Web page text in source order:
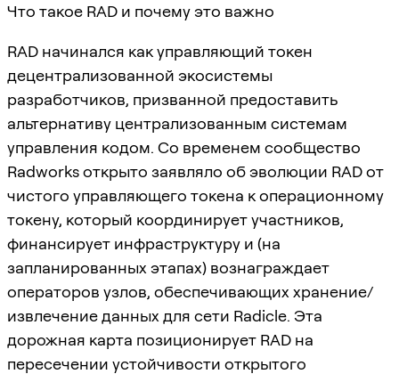
Что такое RAD и почему это важно
RAD начинался как управляющий токен
децентрализованной экосистемы
разработчиков, призванной предоставить
альтернативу централизованным системам
управления кодом. Со временем сообщество
Radworks открыто заявляло об эволюции RAD от
чистого управляющего токена к операционному
токену, который координирует участников,
финансирует инфраструктуру и (на
запланированных этапах) вознаграждает
операторов узлов, обеспечивающих хранение/
извлечение данных для сети Radicle. Эта
дорожная карта позиционирует RAD на
пересечении устойчивости открытого